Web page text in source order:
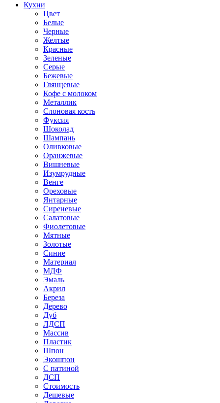
Кухни
Цвет
Белые
Черные
Желтые
Красные
Зеленые
Серые
Бежевые
Глянцевые
Кофе с молоком
Металлик
Слоновая кость
Фуксия
Шоколад
Шампань
Оливковые
Оранжевые
Вишневые
Изумрудные
Венге
Ореховые
Янтарные
Сиреневые
Салатовые
Фиолетовые
Мятные
Золотые
Синие
Материал
МДФ
Эмаль
Акрил
Береза
Дерево
Дуб
ЛДСП
Массив
Пластик
Шпон
Экошпон
С патиной
ДСП
Стоимость
Дешевые